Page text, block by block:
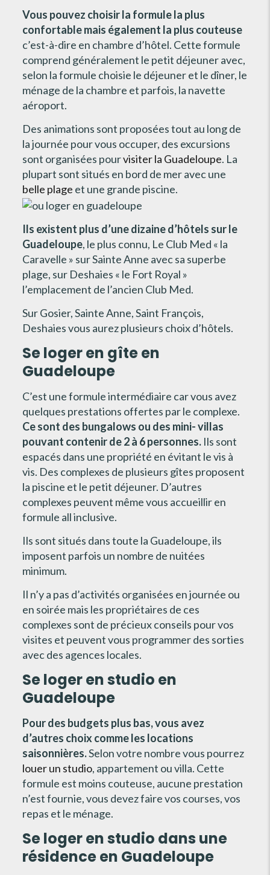
Vous pouvez choisir la formule la plus
confortable mais également la plus couteuse
c’est-à-dire en chambre d’hôtel. Cette formule
comprend généralement le petit déjeuner avec,
selon la formule choisie le déjeuner et le dîner, le
ménage de la chambre et parfois, la navette
aéroport.
Des animations sont proposées tout au long de
la journée pour vous occuper, des excursions
sont organisées pourvisiter la Guadeloupe. La
plupart sont situés en bord de mer avec une
belle plage et une grande piscine.
Ils existent plus d’une dizaine d’hôtels sur le
Guadeloupe, le plus connu, Le Club Med « la
Caravelle » sur Sainte Anne avec sa superbe
plage, sur Deshaies « le Fort Royal »
l’emplacement de l’ancien Club Med.
Sur Gosier, Sainte Anne, Saint François,
Deshaies vous aurez plusieurs choix d’hôtels.
Se loger en gîte en
Guadeloupe
C’est une formule intermédiaire car vous avez
quelques prestations offertes par le complexe.
Ce sont des bungalows ou des mini- villas
pouvant contenir de 2 à 6 personnes. Ils sont
espacés dans une propriété en évitant le vis à
vis. Des complexes de plusieurs gîtes proposent
la piscine et le petit déjeuner. D’autres
complexes peuvent même vous accueillir en
formule all inclusive.
Ils sont situés dans toute la Guadeloupe, ils
imposent parfois un nombre de nuitées
minimum.
Il n’y a pas d’activités organisées en journée ou
en soirée mais les propriétaires de ces
complexes sont de précieux conseils pour vos
visites et peuvent vous programmer des sorties
avec des agences locales.
Se loger en studio en
Guadeloupe
Pour des budgets plus bas, vous avez
d’autres choix comme les locations
saisonnières.Selon votre nombre vous pourrez
louer un studio, appartement ou villa. Cette
formule est moins couteuse, aucune prestation
n’est fournie, vous devez faire vos courses, vos
repas et le ménage.
Se loger en studio dans une
résidence en Guadeloupe